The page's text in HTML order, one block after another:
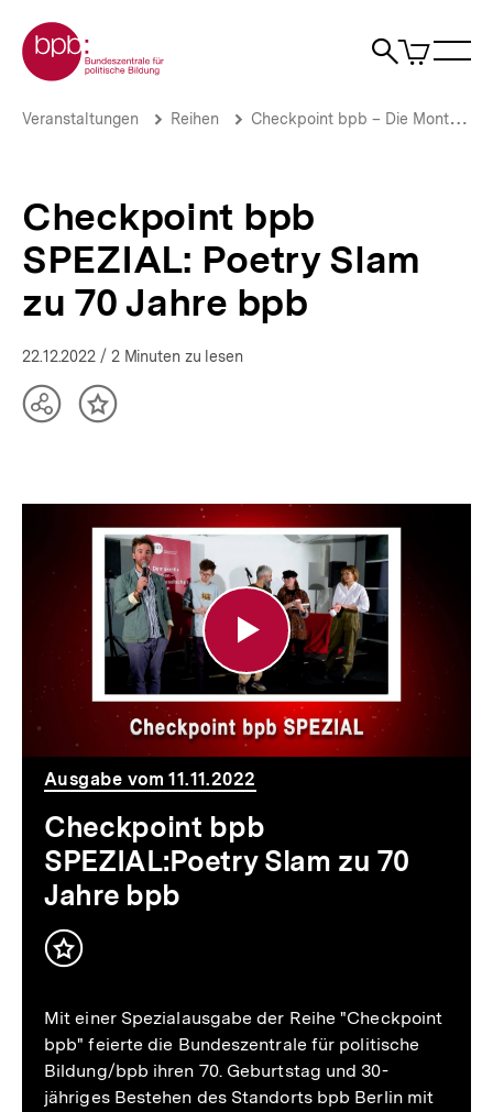
zum
Seiteninhalt
springen
Zur Startseite der bpb
Suche
Artikel
im
Checkpoint
Slam
Jahre
Brotkrümelnavigation
Pfadnavigation
Veranstaltungen Reihen Checkpoint bpb – Die Montagsgespräche
Checkpoint bpb
SPEZIAL: Poetry Slam
zu 70 Jahre bpb
22.12.2022 / 2 Minuten zu lesen
TeilenInhalt
Checkpoint
bpb
SPEZIAL:Poetry
Slam
zu
70
Jahre
bpb
Ausgabe vom 11.11.2022
Checkpoint bpb
SPEZIAL:Poetry Slam zu 70
Jahre bpb
Inhalt
Mit einer Spezialausgabe der Reihe "Checkpoint
bpb" feierte die Bundeszentrale für politische
Bildung/bpb ihren 70. Geburtstag und 30-
jähriges Bestehen des Standorts bpb Berlin mit